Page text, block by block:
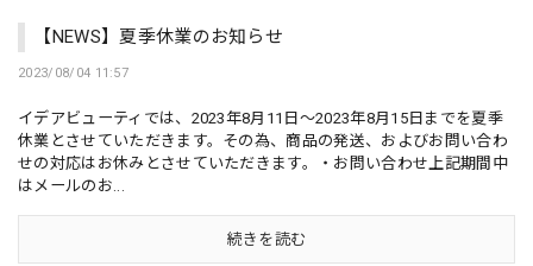
【NEWS】夏季休業のお知らせ
2023/08/04 11:57
イデアビューティでは、2023年8月11日～2023年8月15日までを夏季
休業とさせていただきます。その為、商品の発送、およびお問い合わ
せの対応はお休みとさせていただきます。・お問い合わせ上記期間中
はメールのお...
続きを読む